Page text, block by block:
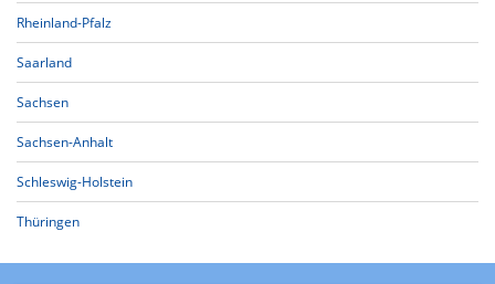
Rheinland-Pfalz
Saarland
Sachsen
Sachsen-Anhalt
Schleswig-Holstein
Thüringen